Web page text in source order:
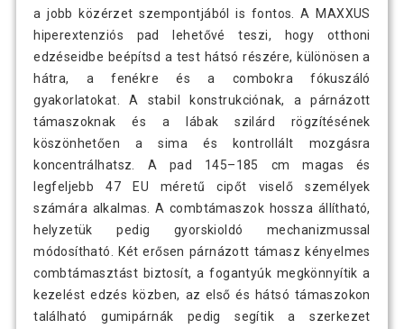
a jobb közérzet szempontjából is fontos. A MAXXUS
hiperextenziós pad lehetővé teszi, hogy otthoni
edzéseidbe beépítsd a test hátsó részére, különösen a
hátra, a fenékre és a combokra fókuszáló
gyakorlatokat. A stabil konstrukciónak, a párnázott
támaszoknak és a lábak szilárd rögzítésének
köszönhetően a sima és kontrollált mozgásra
koncentrálhatsz. A pad 145–185 cm magas és
legfeljebb 47 EU méretű cipőt viselő személyek
számára alkalmas. A combtámaszok hossza állítható,
helyzetük pedig gyorskioldó mechanizmussal
módosítható. Két erősen párnázott támasz kényelmes
combtámasztást biztosít, a fogantyúk megkönnyítik a
kezelést edzés közben, az első és hátsó támaszokon
található gumipárnák pedig segítik a szerkezet